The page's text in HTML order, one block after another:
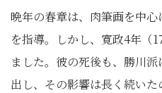
晩年の春章は、肉筆画を中
を指導。しかし、寛政4年（
ました。彼の死後も、勝川
出し、その影響は長く続いた